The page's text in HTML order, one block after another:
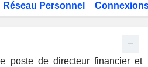
Réseau Personnel
poste de directeur financier et